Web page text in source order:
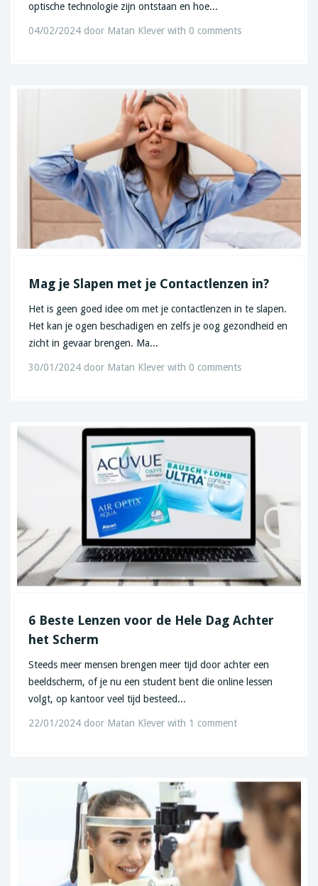
optische technologie zijn ontstaan en hoe...
04/02/2024 door Matan Klever with 0 comments
Mag je Slapen met je Contactlenzen in?
Het is geen goed idee om met je contactlenzen in te slapen.
Het kan je ogen beschadigen en zelfs je oog gezondheid en
zicht in gevaar brengen. Ma...
30/01/2024 door Matan Klever with 0 comments
6 Beste Lenzen voor de Hele Dag Achter
het Scherm
Steeds meer mensen brengen meer tijd door achter een
beeldscherm, of je nu een student bent die online lessen
volgt, op kantoor veel tijd besteed...
22/01/2024 door Matan Klever with 1 comment